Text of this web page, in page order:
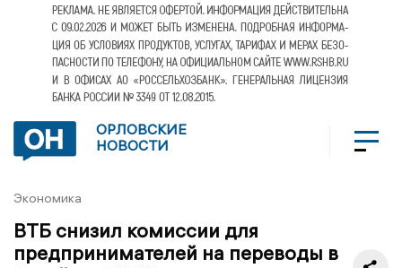
ОРЛОВСКИЕ
НОВОСТИ
Экономика
ВТБ снизил комиссии для
предпринимателей на переводы в